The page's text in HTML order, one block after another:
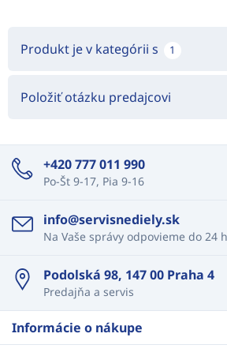
Produkt je v kategórii s 1
Položiť otázku predajcovi
+420 777 011 990
Po-Št 9-17, Pia 9-16
info@servisnediely.sk
Na Vaše správy odpovieme do 24
Podolská 98, 147 00 Praha 4
Predajňa a servis
Informácie o nákupe